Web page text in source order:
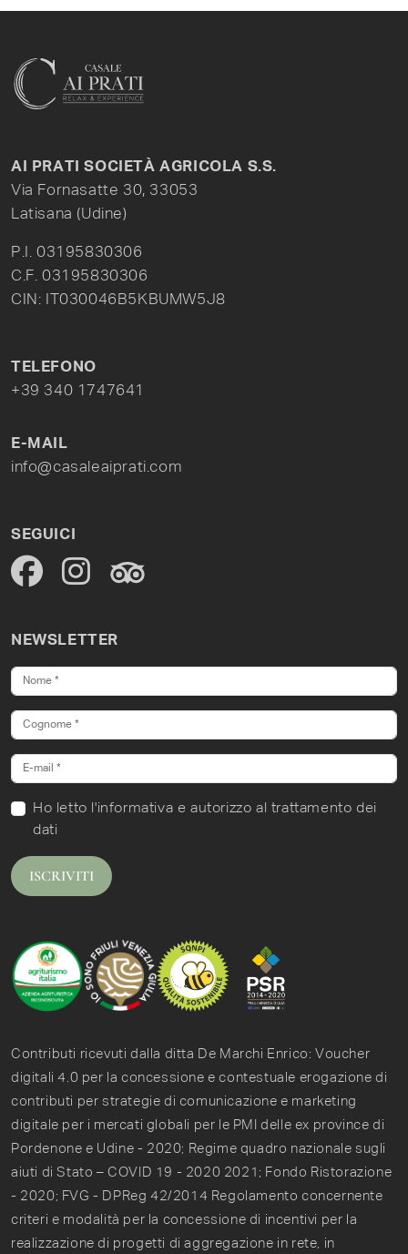
AI PRATI SOCIETÀ AGRICOLA S.S.
Via Fornasatte 30, 33053
Latisana (Udine)
P.I. 03195830306
C.F. 03195830306
CIN: IT030046B5KBUMW5J8
TELEFONO
+39 340 1747641
E-MAIL
info@casaleaiprati.com
SEGUICI
NEWSLETTER
Ho letto l'informativa e autorizzo al trattamento dei
dati
ISCRIVITI
Contributi ricevuti dalla ditta De Marchi Enrico: Voucher
digitali 4.0 per la concessione e contestuale erogazione di
contributi per strategie di comunicazione e marketing
digitale per i mercati globali per le PMI delle ex province di
Pordenone e Udine - 2020; Regime quadro nazionale sugli
aiuti di Stato – COVID 19 - 2020 2021; Fondo Ristorazione
- 2020; FVG - DPReg 42/2014 Regolamento concernente
criteri e modalità per la concessione di incentivi per la
realizzazione di progetti di aggregazione in rete, in